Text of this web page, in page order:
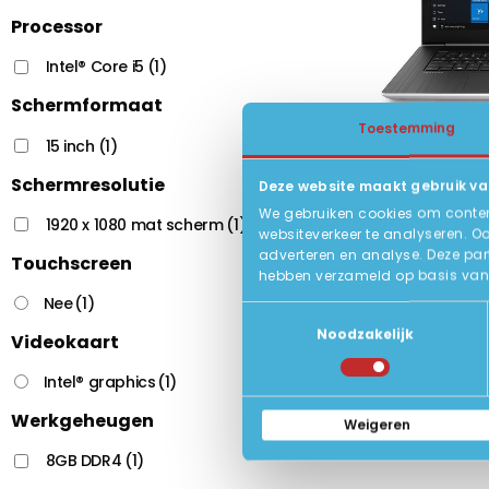
Toestemming
Deze website maakt gebruik
We gebruiken cookies om
websiteverkeer te analyseren.
adverteren en analyse. Deze
hebben verzameld op basis
Noodzakelijk
Weigeren
HP ProBook
15.6 inch
8e Gen.
8GB
Status:
Processor
Intel® Core i5 (1)
Schermformaat
15 inch (1)
Schermresolutie
1920 x 1080 mat scherm (1)
Touchscreen
Nee(1)
Videokaart
Intel® graphics (1)
Werkgeheugen
8GB DDR4 (1)